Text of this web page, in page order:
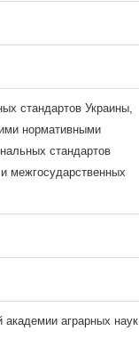
стандартов Украины,
нормативными
стандартов
межгосударственных
академии аграрных наук